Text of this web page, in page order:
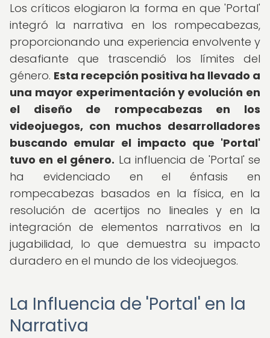
Los críticos elogiaron la forma en que 'Portal'
integró la narrativa en los rompecabezas,
proporcionando una experiencia envolvente y
desafiante que trascendió los límites del
género. Esta recepción positiva ha llevado a
una mayor experimentación y evolución en
el diseño de rompecabezas en los
videojuegos, con muchos desarrolladores
buscando emular el impacto que 'Portal'
tuvo en el género. La influencia de 'Portal' se
ha evidenciado en el énfasis en
rompecabezas basados en la física, en la
resolución de acertijos no lineales y en la
integración de elementos narrativos en la
jugabilidad, lo que demuestra su impacto
duradero en el mundo de los videojuegos.
La Influencia de 'Portal' en la
Narrativa